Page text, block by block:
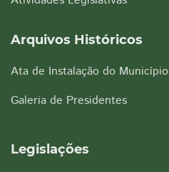
Arquivos Históricos
Ata de Instalação do Município
Galeria de Presidentes
Legislações